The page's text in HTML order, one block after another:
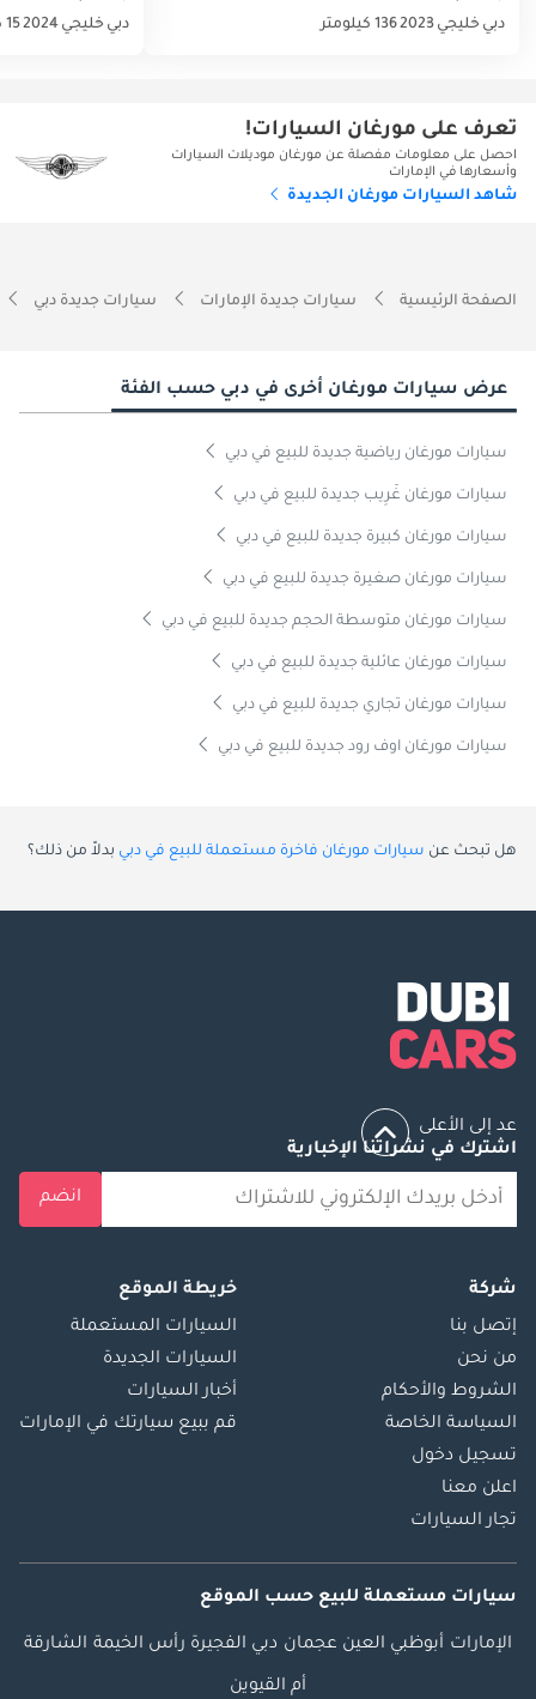
دبي خليجي 2023136 كيلومتر دبي خليجي 202415 كيلومتر
تعرف على مورغان السيارات!
احصل على معلومات مفصلة عن مورغان موديلات السيارات
وأسعارها في الإمارات
شاهد السيارات مورغان الجديدة
الصفحة الرئيسية سيارات جديدة الإمارات سيارات جديدة دبي
عرض سيارات مورغان أخرى في دبي حسب الفئة
سيارات مورغان رياضية جديدة للبيع في دبي
سيارات مورغان غَرِيب جديدة للبيع في دبي
سيارات مورغان كبيرة جديدة للبيع في دبي
سيارات مورغان صغيرة جديدة للبيع في دبي
سيارات مورغان متوسطة الحجم جديدة للبيع في دبي
سيارات مورغان عائلية جديدة للبيع في دبي
سيارات مورغان تجاري جديدة للبيع في دبي
سيارات مورغان اوف رود جديدة للبيع في دبي
هل تبحث عن سيارات مورغان فاخرة مستعملة للبيع في دبي بدلاً من ذلك؟
عد إلى الأعلى
اشترك في نشراتنا الإخبارية
انضم
شركة
إتصل بنا
من نحن
الشروط والأحكام
السياسة الخاصة
تسجيل دخول
اعلن معنا
تجار السيارات
خريطة الموقع
السيارات المستعملة
السيارات الجديدة
أخبار السيارات
قم ببيع سيارتك في الإمارات
سيارات مستعملة للبيع حسب الموقع
الإمارات أبوظبي العين عجمان دبي الفجيرة رأس الخيمة الشارقة
أم القيوين